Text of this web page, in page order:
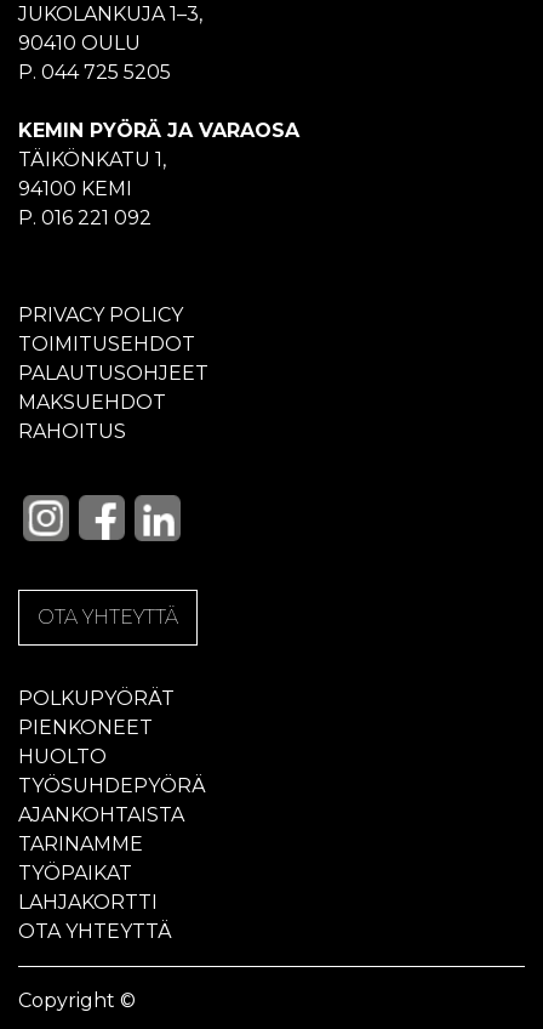
JUKOLANKUJA 1–3,
90410 OULU
P. 044 725 5205
KEMIN PYÖRÄ JA VARAOSA
TÄIKÖNKATU 1,
94100 KEMI
P. 016 221 092
PRIVACY POLICY
TOIMITUSEHDOT
PALAUTUSOHJEET
MAKSUEHDOT
RAHOITUS
OTA YHTEYTTÄ
POLKUPYÖRÄT
PIENKONEET
HUOLTO
TYÖSUHDEPYÖRÄ
AJANKOHTAISTA
TARINAMME
TYÖPAIKAT
LAHJAKORTTI
OTA YHTEYTTÄ
Copyright ©